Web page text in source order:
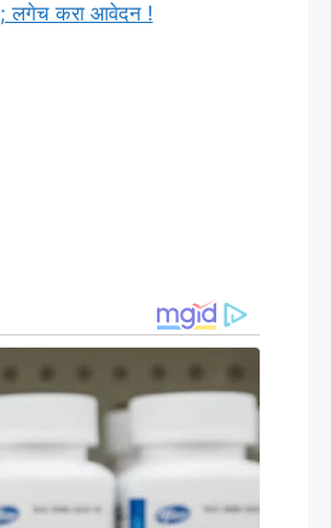
; लगेच करा आवेदन !